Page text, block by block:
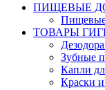
ПИЩЕВЫЕ
ТОВАРЫ
Зубные
Капли
Краски